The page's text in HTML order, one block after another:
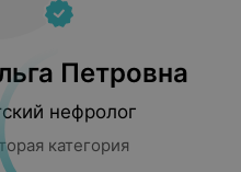
Петровна
нефролог
категория